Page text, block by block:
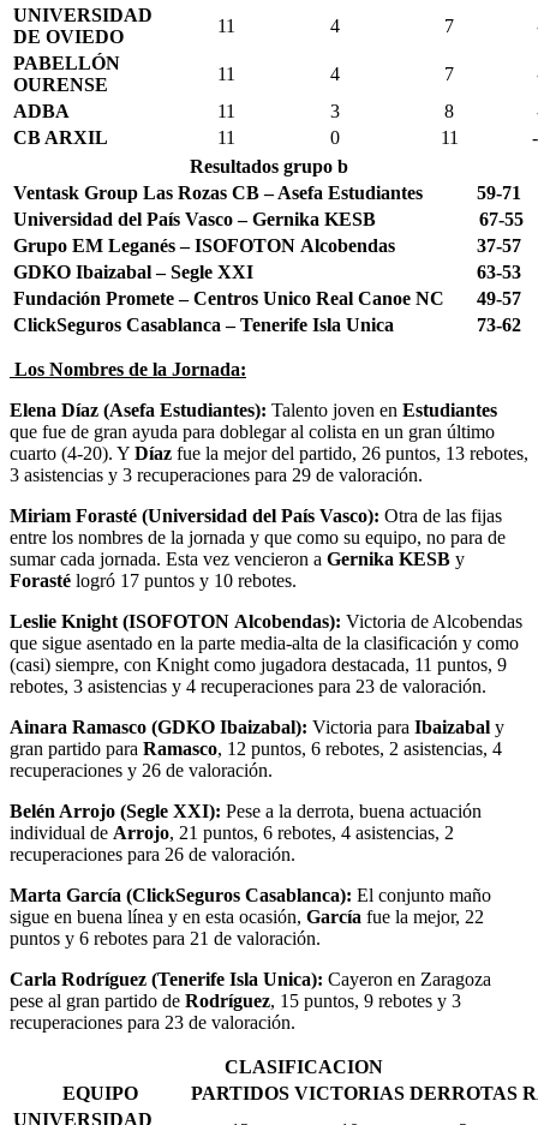
UNIVERSIDAD
DE OVIEDO
11 4 7
PABELLÓN
OURENSE
11 4 7
ADBA
11 3 8
CB ARXIL
11 0 11
Resultados grupo b
Ventask Group Las Rozas CB – Asefa Estudiantes
59-71
Universidad del País Vasco – Gernika KESB
67-55
Grupo EM Leganés – ISOFOTON Alcobendas
37-57
GDKO Ibaizabal – Segle XXI
63-53
Fundación Promete – Centros Unico Real Canoe NC
49-57
ClickSeguros Casablanca – Tenerife Isla Unica
73-62
Los Nombres de la Jornada:
Elena Díaz (Asefa Estudiantes): Talento joven en Estudiantes
que fue de gran ayuda para doblegar al colista en un gran último
cuarto (4-20). Y Díaz fue la mejor del partido, 26 puntos, 13 rebotes,
3 asistencias y 3 recuperaciones para 29 de valoración.
Miriam Forasté (Universidad del País Vasco): Otra de las fijas
entre los nombres de la jornada y que como su equipo, no para de
sumar cada jornada. Esta vez vencieron a Gernika KESB y
Forasté logró 17 puntos y 10 rebotes.
Leslie Knight (ISOFOTON Alcobendas): Victoria de Alcobendas
que sigue asentado en la parte media-alta de la clasificación y como
(casi) siempre, con Knight como jugadora destacada, 11 puntos, 9
rebotes, 3 asistencias y 4 recuperaciones para 23 de valoración.
Ainara Ramasco (GDKO Ibaizabal): Victoria para Ibaizabal y
gran partido para Ramasco, 12 puntos, 6 rebotes, 2 asistencias, 4
recuperaciones y 26 de valoración.
Belén Arrojo (Segle XXI): Pese a la derrota, buena actuación
individual de Arrojo, 21 puntos, 6 rebotes, 4 asistencias, 2
recuperaciones para 26 de valoración.
Marta García (ClickSeguros Casablanca): El conjunto maño
sigue en buena línea y en esta ocasión, García fue la mejor, 22
puntos y 6 rebotes para 21 de valoración.
Carla Rodríguez (Tenerife Isla Unica): Cayeron en Zaragoza
pese al gran partido de Rodríguez, 15 puntos, 9 rebotes y 3
recuperaciones para 23 de valoración.
CLASIFICACION
EQUIPO
PARTIDOS VICTORIAS DERROTAS
UNIVERSIDAD